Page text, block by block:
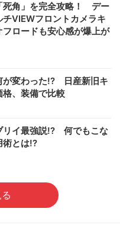
死角」を完全攻略！ デー
VIEWフロントカメラキ
ロードも安心感が爆上が
が変わった!? 日産新旧キ
格、装備で比較
リイ最強説!? 何でもこな
術とは!?